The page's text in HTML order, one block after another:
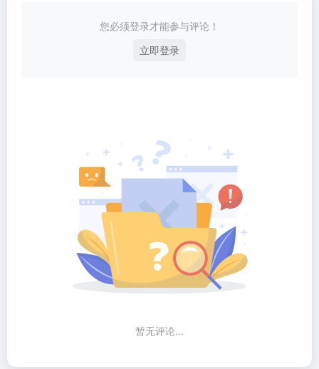
您必须登录才能参与评论！
立即登录
暂无评论...